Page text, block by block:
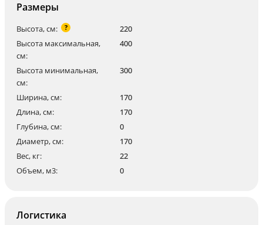
Размеры
Высота, см: ?
220
Высота максимальная,
см:
400
Высота минимальная,
см:
300
Ширина, см:
170
Длина, см:
170
Глубина, см:
0
Диаметр, см:
170
Вес, кг:
22
Объем, м3:
0
Логистика